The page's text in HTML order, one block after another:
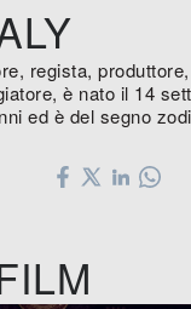
regista,
è nato il 14
ed è del segno